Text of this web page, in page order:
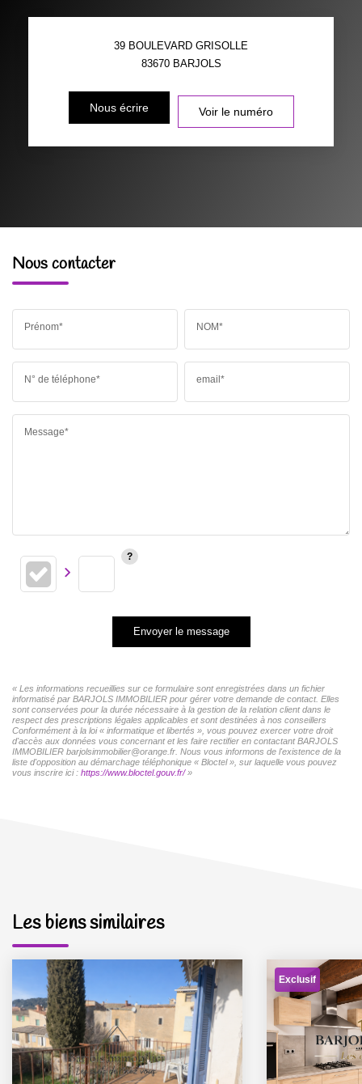
39 BOULEVARD GRISOLLE
83670 BARJOLS
Nous écrire Voir le numéro
Nous contacter
Prénom* NOM*
N° de téléphone* email*
Message*
Envoyer le message
« Les informations recueillies sur ce formulaire sont enregistrées dans un fichier
informatisé par BARJOLS IMMOBILIER pour gérer votre demande de contact. Elles
sont conservées pour la durée nécessaire à la gestion de la relation client dans le
respect des prescriptions légales applicables et sont destinées à nos conseillers
Conformément à la loi « informatique et libertés », vous pouvez exercer votre droit
d'accès aux données vous concernant et les faire rectifier en contactant BARJOLS
IMMOBILIER barjolsimmobilier@orange.fr. Nous vous informons de l'existence de la
liste d'opposition au démarchage téléphonique « Bloctel », sur laquelle vous pouvez
vous inscrire ici : https://www.bloctel.gouv.fr/»
Les biens similaires
Exclusif